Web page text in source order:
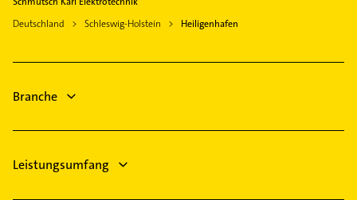
Putzfrau
Maler
Physikalische Therapie
Physiotherapie
Deutschland
Schleswig-Holstein Heiligenhafen
Branche
Leistungsumfang